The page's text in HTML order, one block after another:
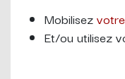
Mobilisez
Et/ou utilisez